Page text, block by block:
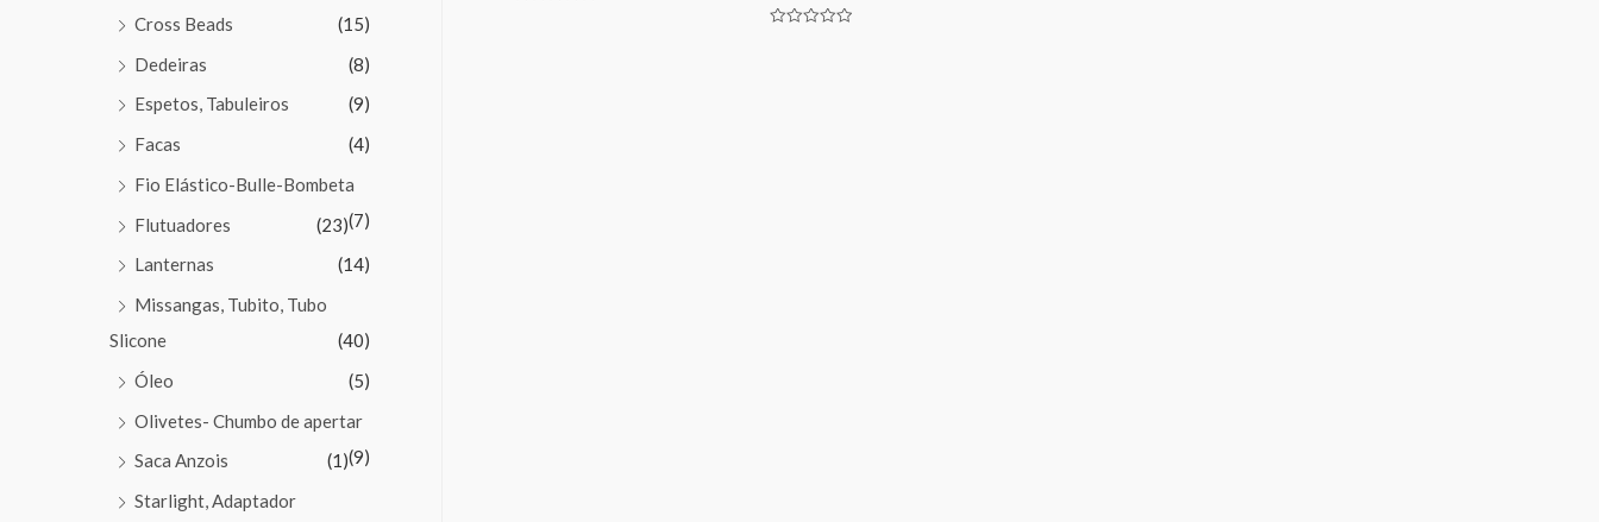
Cross Beads
(15)
Dedeiras
(8)
Espetos, Tabuleiros
(9)
Facas
(4)
Fio Elástico-Bulle-Bombeta
(7)
Flutuadores
(23)
Lanternas
(14)
Missangas, Tubito, Tubo
Slicone
(40)
Óleo
(5)
Olivetes- Chumbo de apertar
(9)
Saca Anzois
(1)
Starlight, Adaptador